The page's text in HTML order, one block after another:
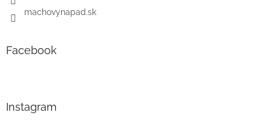
machovynapad.sk
Facebook
Instagram